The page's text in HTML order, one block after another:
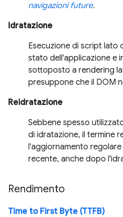
navigazioni future.
Idratazione
Esecuzione di script lato
stato dell'applicazione e
sottoposto a rendering
presuppone che il DOM
Reidratazione
Sebbene spesso
di idratazione, il termine
l'aggiornamento
recente, anche dopo
Rendimento
Time to First Byte (TTFB)